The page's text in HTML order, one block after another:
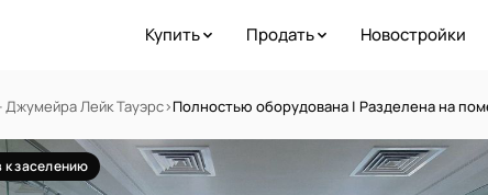
Купить Продать Новостройки
Джумейра Лейк Тауэрс›Полностью оборудована | Разделена на
к заселению